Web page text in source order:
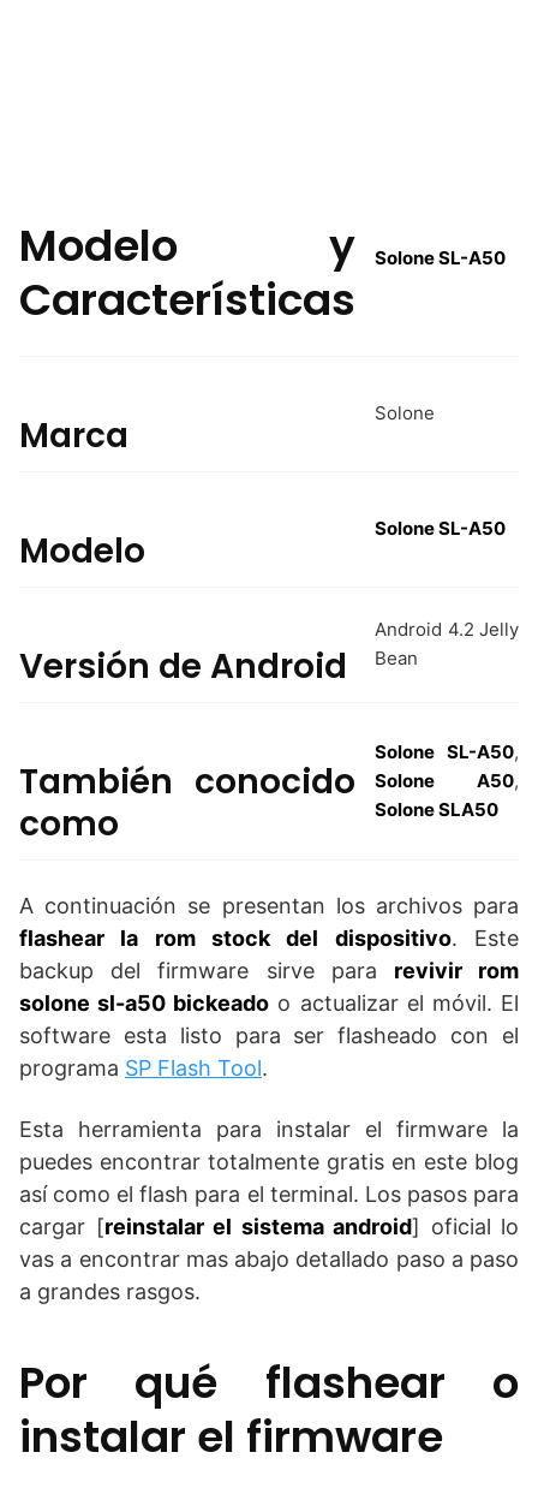
Modelo y
Características
Solone SL-A50
Marca Solone
Modelo Solone SL-A50
Versión de Android
Android 4.2 Jelly
Bean
También conocido
como
Solone SL-A50,
Solone A50,
Solone SLA50
A continuación se presentan los archivos para
flashear la rom stock del dispositivo. Este
backup del firmware sirve para revivir rom
solone sl-a50 bickeado o actualizar el móvil. El
software esta listo para ser flasheado con el
programa SP Flash Tool.
Esta herramienta para instalar el firmware la
puedes encontrar totalmente gratis en este blog
así como el flash para el terminal. Los pasos para
cargar [reinstalar el sistema android] oficial lo
vas a encontrar mas abajo detallado paso a paso
a grandes rasgos.
Por qué flashear o
instalar el firmware